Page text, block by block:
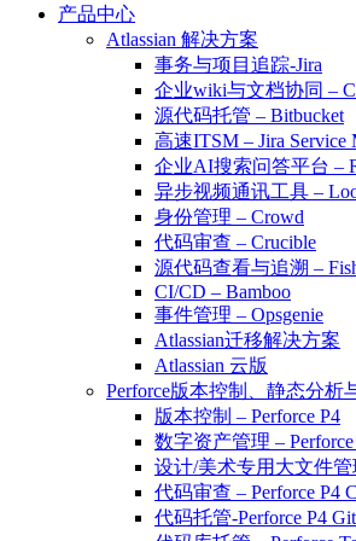
产品中心
Atlassian 解决方案
事务与项目追踪-Jira
企业wiki与文档协同 –
源代码托管 – Bitbucket
高速ITSM – Jira Service
企业AI搜索问答平台 –
异步视频通讯工具 –
身份管理 – Crowd
代码审查 – Crucible
源代码查看与追溯 –
CI/CD – Bamboo
事件管理 – Opsgenie
Atlassian迁移解决方案
Atlassian 云版
Perforce版本控制、静态分析
版本控制 – Perforce P4
数字资产管理 –
设计/美术专用大文件管
代码审查 – Perforce P4
代码托管-Perforce P4